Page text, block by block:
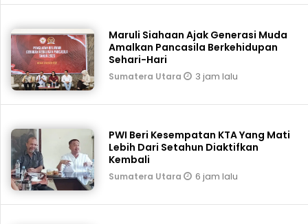
Maruli Siahaan Ajak Generasi Muda
Amalkan Pancasila Berkehidupan
Sehari-Hari
Sumatera Utara 3 jam lalu
PWI Beri Kesempatan KTA Yang Mati
Lebih Dari Setahun Diaktifkan
Kembali
Sumatera Utara 6 jam lalu